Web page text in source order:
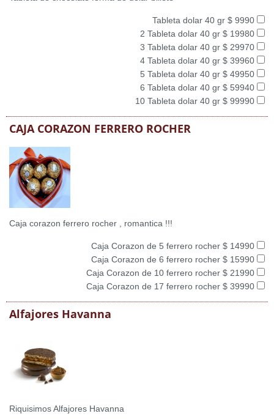
Tableta dolar 40 gr $ 9990
2 Tableta dolar 40 gr $ 19980
3 Tableta dolar 40 gr $ 29970
4 Tableta dolar 40 gr $ 39960
5 Tableta dolar 40 gr $ 49950
6 Tableta dolar 40 gr $ 59940
10 Tableta dolar 40 gr $ 99990
CAJA CORAZON FERRERO ROCHER
Caja corazon ferrero rocher , romantica !!!
Caja Corazon de 5 ferrero rocher $ 14990
Caja Corazon de 6 ferrero rocher $ 15990
Caja Corazon de 10 ferrero rocher $ 21990
Caja Corazon de 17 ferrero rocher $ 39990
Alfajores Havanna
Riquisimos Alfajores Havanna